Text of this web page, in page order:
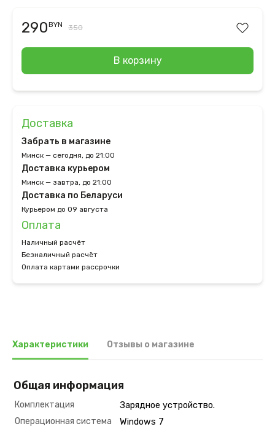
290BYN 350
В корзину
Доставка
Забрать в магазине
Минск — сегодня, до 21:00
Доставка курьером
Минск — завтра, до 21:00
Доставка по Беларуси
Курьером до 09 августа
Оплата
Наличный расчёт
Безналичный расчёт
Оплата картами рассрочки
Характеристики Отзывы о магазине
Общая информация
Комплектация
Зарядное устройство.
Операционная система
Windows 7